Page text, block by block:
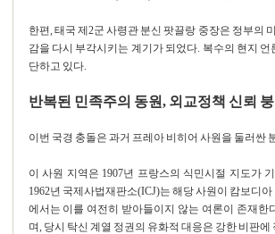
한편, 태국 제2군 사령관 분신 팟끌랑 중장은 정부의
감을 다시 부각시키는 계기가 되었다. 복수의 현지
단하고 있다.
반복된 민족주의 동원, 외교정책 신뢰
이번 국경 충돌은 과거 프레아 비히어 사원을 둘러싼
이 사원 지역은 1907년 프랑스의 식민시절 지도가
1962년 국제사법재판소(ICJ)는 해당 사원이 캄보디
에서는 이를 여전히 받아들이지 않는 여론이 존재
며, 당시 탁신 계열 정권의 유화적 대응은 강한 비판